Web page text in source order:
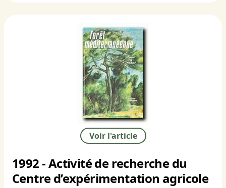
Voir l'article
1992 - Activité de recherche du
Centre d’expérimentation agricole